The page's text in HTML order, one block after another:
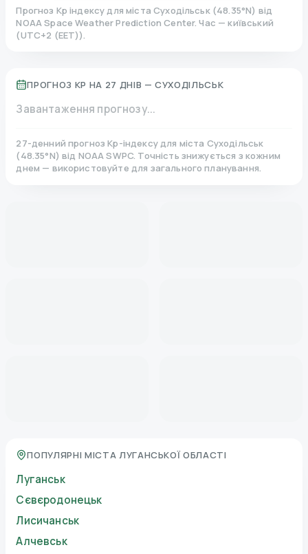
Прогноз Kp індексу для міста Суходільськ(48.35°N) від
NOAA Space Weather Prediction Center. Час — київський
(UTC+2 (EET)).
ПРОГНОЗ KP НА 27 ДНІВ — СУХОДІЛЬСЬК
Завантаження прогнозу...
27-денний прогноз Kp-індексу для міста Суходільськ
(48.35°N)від NOAA SWPC. Точність знижується з кожним
днем — використовуйте для загального планування.
ПОПУЛЯРНІ МІСТА ЛУГАНСЬКОЇ ОБЛАСТІ
Луганськ
Сєвєродонецьк
Лисичанськ
Алчевськ